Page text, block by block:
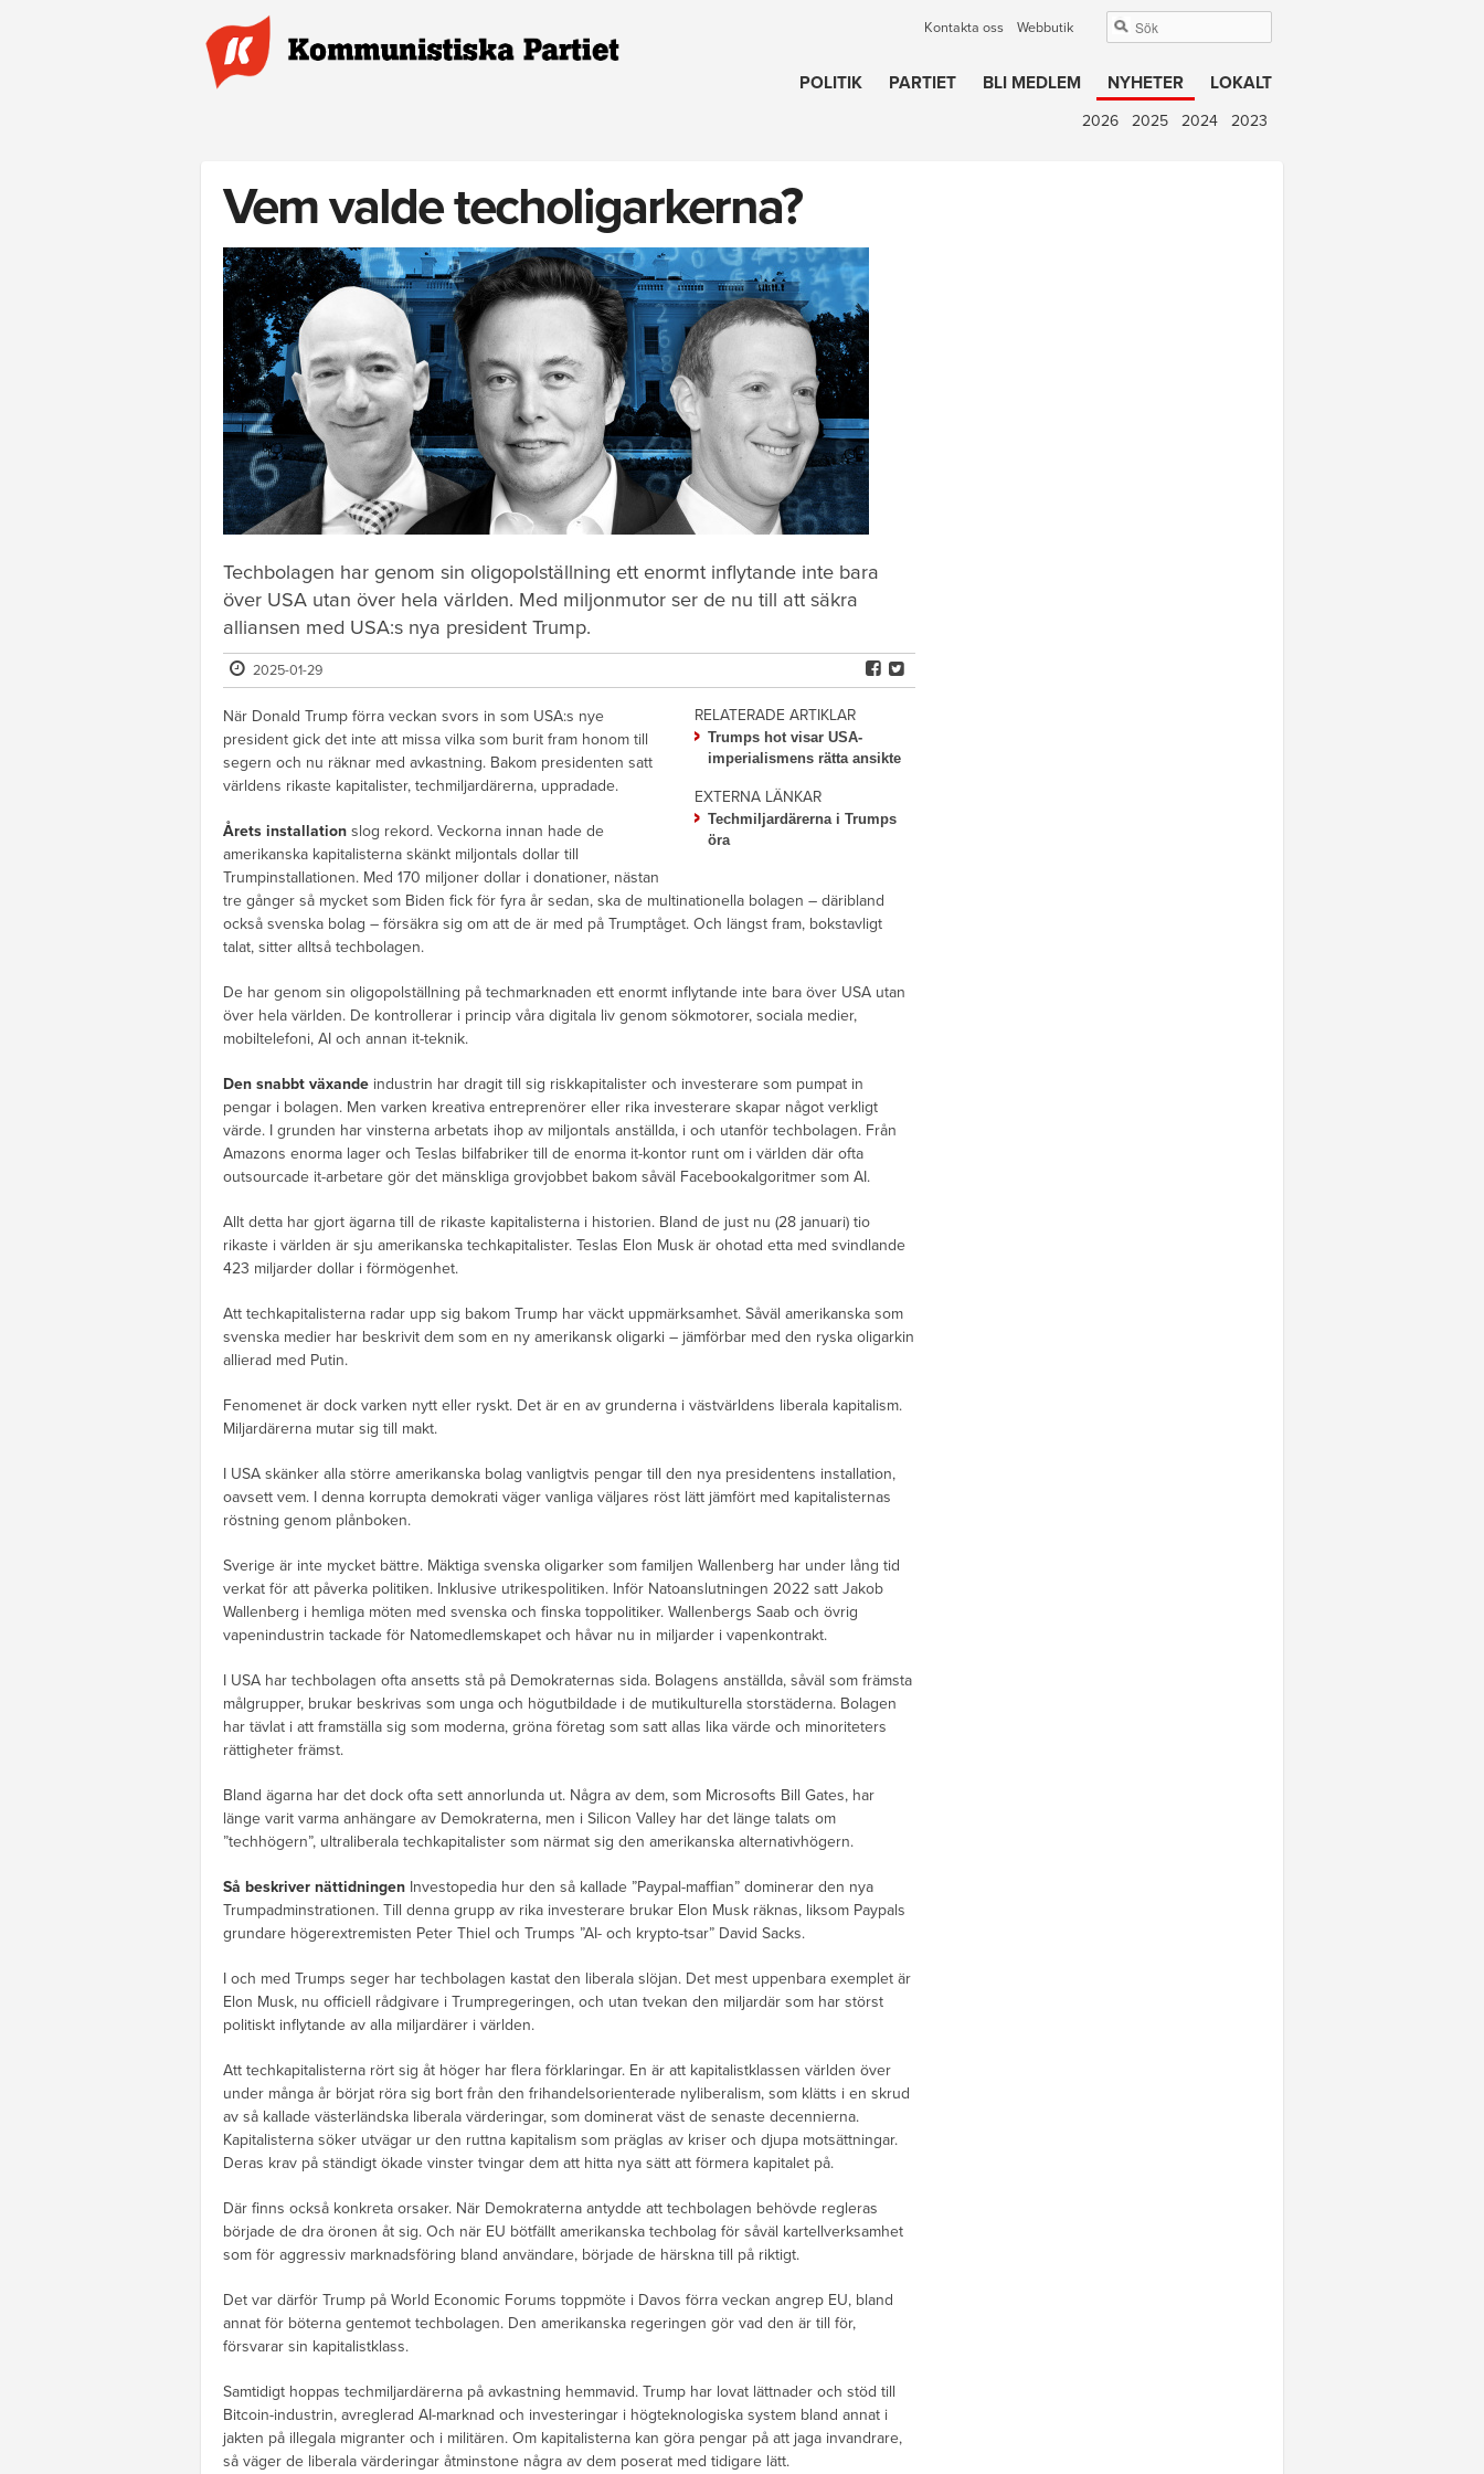
Kontakta oss Webbutik
POLITIK PARTIET BLI MEDLEM NYHETER LOKALT
2026 2025 2024 2023
Vem valde techoligarkerna?
Techbolagen har genom sin oligopolställning ett enormt inflytande inte bara
över USA utan över hela världen. Med miljonmutor ser de nu till att säkra
alliansen med USA:s nya president Trump.
2025-01-29
RELATERADE ARTIKLAR
Trumps hot visar USA-
imperialismens rätta ansikte
EXTERNA LÄNKAR
Techmiljardärerna i Trumps
öra
När Donald Trump förra veckan svors in som USA:s nye
president gick det inte att missa vilka som burit fram honom till
segern och nu räknar med avkastning. Bakom presidenten satt
världens rikaste kapitalister, techmiljardärerna, uppradade.
Årets installation slog rekord. Veckorna innan hade de
amerikanska kapitalisterna skänkt miljontals dollar till
Trumpinstallationen. Med 170 miljoner dollar i donationer, nästan
tre gånger så mycket som Biden fick för fyra år sedan, ska de multinationella bolagen – däribland
också svenska bolag – försäkra sig om att de är med på Trumptåget. Och längst fram, bokstavligt
talat, sitter alltså techbolagen.
De har genom sin oligopolställning på techmarknaden ett enormt inflytande inte bara över USA utan
över hela världen. De kontrollerar i princip våra digitala liv genom sökmotorer, sociala medier,
mobiltelefoni, AI och annan it-teknik.
Den snabbt växande industrin har dragit till sig riskkapitalister och investerare som pumpat in
pengar i bolagen. Men varken kreativa entreprenörer eller rika investerare skapar något verkligt
värde. I grunden har vinsterna arbetats ihop av miljontals anställda, i och utanför techbolagen. Från
Amazons enorma lager och Teslas bilfabriker till de enorma it-kontor runt om i världen där ofta
outsourcade it-arbetare gör det mänskliga grovjobbet bakom såväl Facebookalgoritmer som AI.
Allt detta har gjort ägarna till de rikaste kapitalisterna i historien. Bland de just nu (28 januari) tio
rikaste i världen är sju amerikanska techkapitalister. Teslas Elon Musk är ohotad etta med svindlande
423 miljarder dollar i förmögenhet.
Att techkapitalisterna radar upp sig bakom Trump har väckt uppmärksamhet. Såväl amerikanska som
svenska medier har beskrivit dem som en ny amerikansk oligarki – jämförbar med den ryska oligarkin
allierad med Putin.
Fenomenet är dock varken nytt eller ryskt. Det är en av grunderna i västvärldens liberala kapitalism.
Miljardärerna mutar sig till makt.
I USA skänker alla större amerikanska bolag vanligtvis pengar till den nya presidentens installation,
oavsett vem. I denna korrupta demokrati väger vanliga väljares röst lätt jämfört med kapitalisternas
röstning genom plånboken.
Sverige är inte mycket bättre. Mäktiga svenska oligarker som familjen Wallenberg har under lång tid
verkat för att påverka politiken. Inklusive utrikespolitiken. Inför Natoanslutningen 2022 satt Jakob
Wallenberg i hemliga möten med svenska och finska toppolitiker. Wallenbergs Saab och övrig
vapenindustrin tackade för Natomedlemskapet och håvar nu in miljarder i vapenkontrakt.
I USA har techbolagen ofta ansetts stå på Demokraternas sida. Bolagens anställda, såväl som främsta
målgrupper, brukar beskrivas som unga och högutbildade i de mutikulturella storstäderna. Bolagen
har tävlat i att framställa sig som moderna, gröna företag som satt allas lika värde och minoriteters
rättigheter främst.
Bland ägarna har det dock ofta sett annorlunda ut. Några av dem, som Microsofts Bill Gates, har
länge varit varma anhängare av Demokraterna, men i Silicon Valley har det länge talats om
”techhögern”, ultraliberala techkapitalister som närmat sig den amerikanska alternativhögern.
Så beskriver nättidningen Investopedia hur den så kallade ”Paypal-maffian” dominerar den nya
Trumpadminstrationen. Till denna grupp av rika investerare brukar Elon Musk räknas, liksom Paypals
grundare högerextremisten Peter Thiel och Trumps ”AI- och krypto-tsar” David Sacks.
I och med Trumps seger har techbolagen kastat den liberala slöjan. Det mest uppenbara exemplet är
Elon Musk, nu officiell rådgivare i Trumpregeringen, och utan tvekan den miljardär som har störst
politiskt inflytande av alla miljardärer i världen.
Att techkapitalisterna rört sig åt höger har flera förklaringar. En är att kapitalistklassen världen över
under många år börjat röra sig bort från den frihandelsorienterade nyliberalism, som klätts i en skrud
av så kallade västerländska liberala värderingar, som dominerat väst de senaste decennierna.
Kapitalisterna söker utvägar ur den ruttna kapitalism som präglas av kriser och djupa motsättningar.
Deras krav på ständigt ökade vinster tvingar dem att hitta nya sätt att förmera kapitalet på.
Där finns också konkreta orsaker. När Demokraterna antydde att techbolagen behövde regleras
började de dra öronen åt sig. Och när EU bötfällt amerikanska techbolag för såväl kartellverksamhet
som för aggressiv marknadsföring bland användare, började de härskna till på riktigt.
Det var därför Trump på World Economic Forums toppmöte i Davos förra veckan angrep EU, bland
annat för böterna gentemot techbolagen. Den amerikanska regeringen gör vad den är till för,
försvarar sin kapitalistklass.
Samtidigt hoppas techmiljardärerna på avkastning hemmavid. Trump har lovat lättnader och stöd till
Bitcoin-industrin, avreglerad AI-marknad och investeringar i högteknologiska system bland annat i
jakten på illegala migranter och i militären. Om kapitalisterna kan göra pengar på att jaga invandrare,
så väger de liberala värderingar åtminstone några av dem poserat med tidigare lätt.